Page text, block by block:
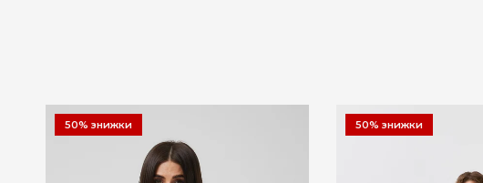
50% знижки 50% знижки